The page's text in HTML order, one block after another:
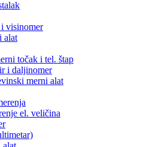
visinomer
alat
točak i tel. štap
i daljinomer
merni alat
el. veličina